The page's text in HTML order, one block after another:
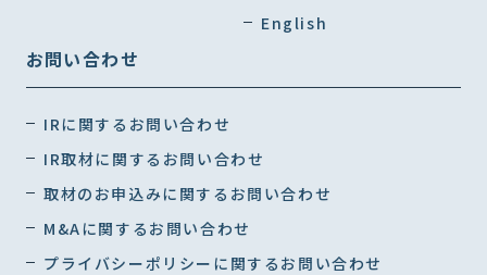
English
お問い合わせ
IRに関するお問い合わせ
IR取材に関するお問い合わせ
取材のお申込みに関するお問い合わせ
M&Aに関するお問い合わせ
プライバシーポリシーに関するお問い合わせ